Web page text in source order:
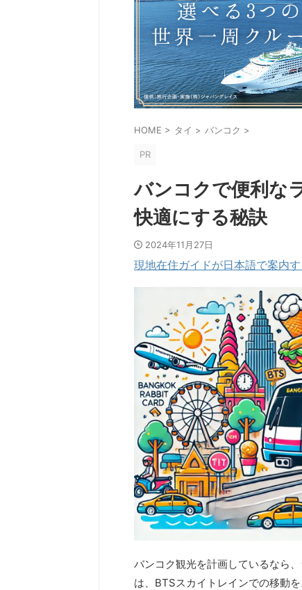
HOME > タイ > バンコク >
PR
バンコクで便利な
快適にする秘訣
2024年11月27日
現地在住ガイドが日本語で案内
バンコク観光を計画しているなら
は、BTSスカイトレインでの移動